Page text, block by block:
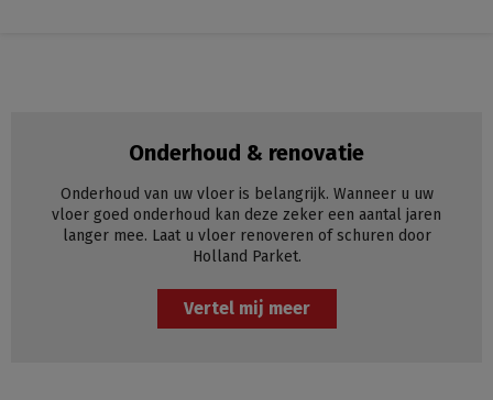
Onderhoud & renovatie
Onderhoud van uw vloer is belangrijk. Wanneer u uw
vloer goed onderhoud kan deze zeker een aantal jaren
langer mee. Laat u vloer renoveren of schuren door
Holland Parket.
Vertel mij meer